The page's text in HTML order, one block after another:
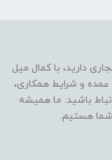
دارید، با کمال میل
و شرایط همکاری،
باشید. ما همیشه
هستیم.